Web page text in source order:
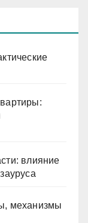
влияние
механизмы